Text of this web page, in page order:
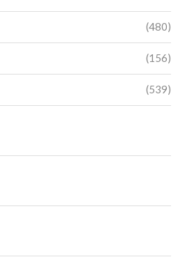
(480)
(156)
(539)